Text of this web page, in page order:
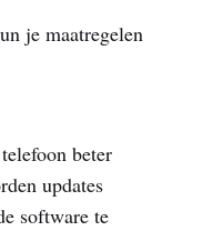
je maatregelen
beter
updates
software te